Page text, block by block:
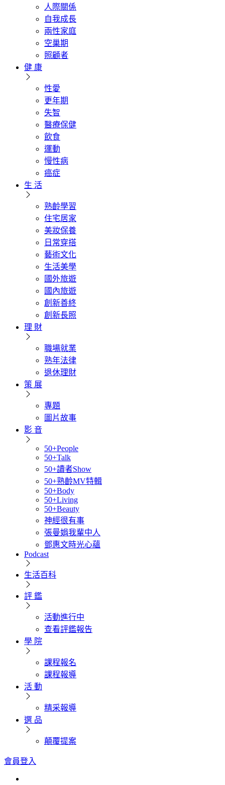
人際關係
自我成長
兩性家庭
空巢期
照顧者
健 康
性愛
更年期
失智
醫療保健
飲食
運動
慢性病
癌症
生 活
熟齡學習
住宅居家
美妝保養
日常穿搭
藝術文化
生活美學
國外旅遊
國內旅遊
創新善終
創新長照
理 財
職場就業
熟年法律
退休理財
策 展
專題
圖片故事
影 音
50+People
50+Talk
50+讀者Show
50+熟齡MV特輯
50+Body
50+Living
50+Beauty
神經很有事
張曼娟我輩中人
鄧惠文時光心蘊
Podcast
生活百科
評 鑑
活動進行中
查看評鑑報告
學 院
課程報名
課程報導
活 動
精采報導
選 品
顛覆提案
會員登入